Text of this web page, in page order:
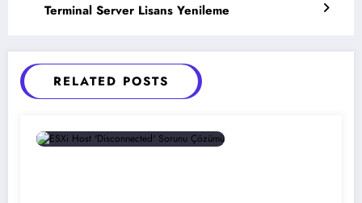
Terminal Server Lisans Yenileme
RELATED POSTS